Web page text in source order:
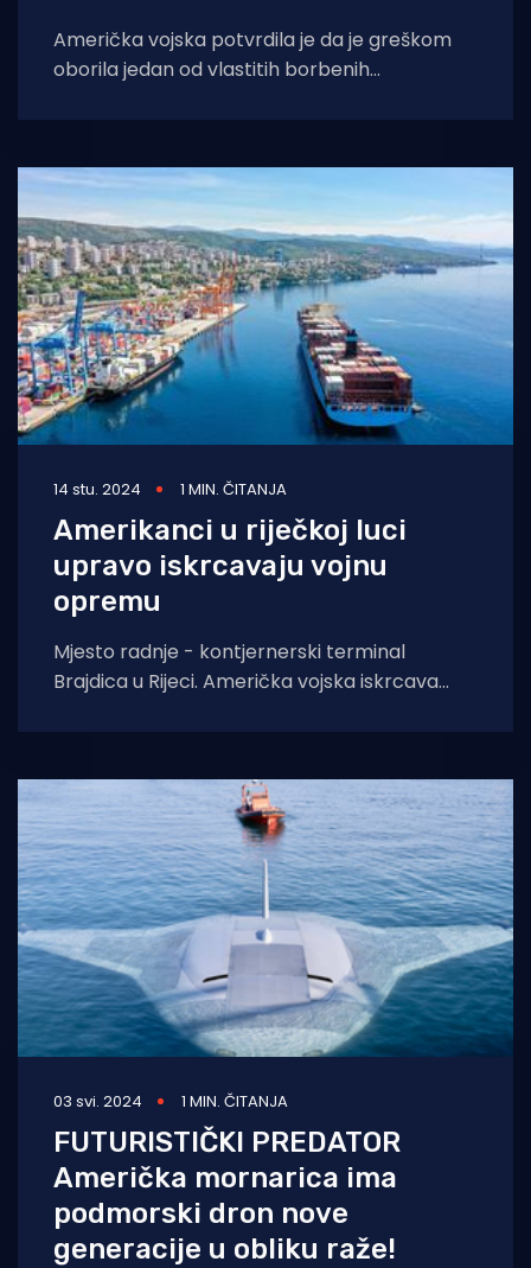
Američka vojska potvrdila je da je greškom
oborila jedan od vlastitih borbenih
prisilivši oba
14 stu. 2024 1 MIN. ČITANJA
Amerikanci u riječkoj luci
upravo iskrcavaju vojnu
opremu
Mjesto radnje - kontjernerski terminal
Brajdica u Rijeci. Američka vojska iskrcava
Ministarstvo obrane izvještava da
03 svi. 2024 1 MIN. ČITANJA
FUTURISTIČKI PREDATOR
Američka mornarica ima
podmorski dron nove
generacije u obliku raže!